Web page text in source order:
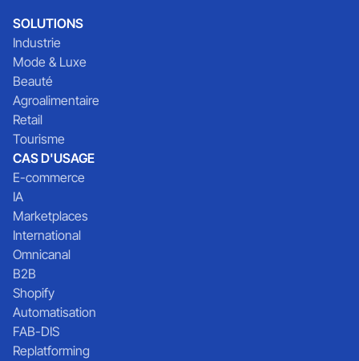
SOLUTIONS
Industrie
Mode & Luxe
Beauté
Agroalimentaire
Retail
Tourisme
CAS D'USAGE
E-commerce
IA
Marketplaces
International
Omnicanal
B2B
Shopify
Automatisation
FAB-DIS
Replatforming